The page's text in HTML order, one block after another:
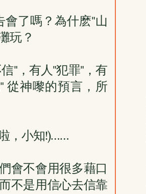
了嗎？為什麽"山
玩？
"，有人"犯罪"，有
從神嚟的預言，所
，小知!)……
會不會用很多藉口
不是用信心去信靠